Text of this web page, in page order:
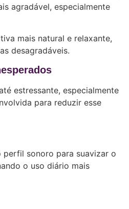
agradável, especialmente
mais natural e relaxante,
desagradáveis.
estressante, especialmente
para reduzir esse
sonoro para suavizar o
o uso diário mais